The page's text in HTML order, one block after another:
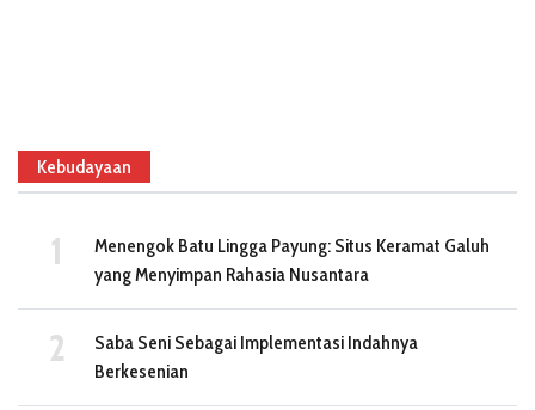
Kebudayaan
Menengok Batu Lingga Payung: Situs Keramat Galuh
yang Menyimpan Rahasia Nusantara
Saba Seni Sebagai Implementasi Indahnya
Berkesenian